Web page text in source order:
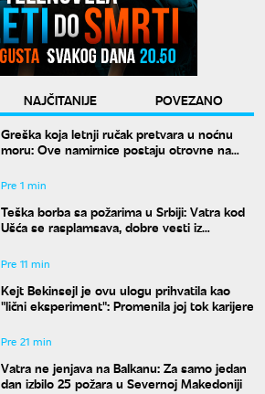
NAJČITANIJE
POVEZANO
Greška koja letnji ručak pretvara u noćnu
moru: Ove namirnice postaju otrovne na
Pre 1 min
Teška borba sa požarima u Srbiji: Vatra kod
Ušća se rasplamsava, dobre vesti iz
Pre 11 min
Kejt Bekinsejl je ovu ulogu prihvatila kao
"lični eksperiment": Promenila joj tok karijere
Pre 21 min
Vatra ne jenjava na Balkanu: Za samo jedan
dan izbilo 25 požara u Severnoj Makedoniji